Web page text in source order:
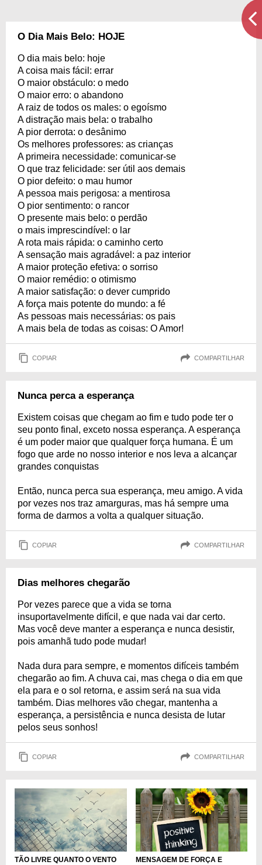
O Dia Mais Belo: HOJE
O dia mais belo: hoje
A coisa mais fácil: errar
O maior obstáculo: o medo
O maior erro: o abandono
A raiz de todos os males: o egoísmo
A distração mais bela: o trabalho
A pior derrota: o desânimo
Os melhores professores: as crianças
A primeira necessidade: comunicar-se
O que traz felicidade: ser útil aos demais
O pior defeito: o mau humor
A pessoa mais perigosa: a mentirosa
O pior sentimento: o rancor
O presente mais belo: o perdão
o mais imprescindível: o lar
A rota mais rápida: o caminho certo
A sensação mais agradável: a paz interior
A maior proteção efetiva: o sorriso
O maior remédio: o otimismo
A maior satisfação: o dever cumprido
A força mais potente do mundo: a fé
As pessoas mais necessárias: os pais
A mais bela de todas as coisas: O Amor!
COPIAR COMPARTILHAR
Nunca perca a esperança
Existem coisas que chegam ao fim e tudo pode ter o
seu ponto final, exceto nossa esperança. A esperança
é um poder maior que qualquer força humana. É um
fogo que arde no nosso interior e nos leva a alcançar
grandes conquistas
Então, nunca perca sua esperança, meu amigo. A vida
por vezes nos traz amarguras, mas há sempre uma
forma de darmos a volta a qualquer situação.
COPIAR COMPARTILHAR
Dias melhores chegarão
Por vezes parece que a vida se torna
insuportavelmente difícil, e que nada vai dar certo.
Mas você deve manter a esperança e nunca desistir,
pois amanhã tudo pode mudar!
Nada dura para sempre, e momentos difíceis também
chegarão ao fim. A chuva cai, mas chega o dia em que
ela para e o sol retorna, e assim será na sua vida
também. Dias melhores vão chegar, mantenha a
esperança, a persistência e nunca desista de lutar
pelos seus sonhos!
COPIAR COMPARTILHAR
TÃO LIVRE QUANTO O VENTO
MENSAGEM DE FORÇA E